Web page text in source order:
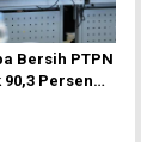
Bersih PTPN
Persen